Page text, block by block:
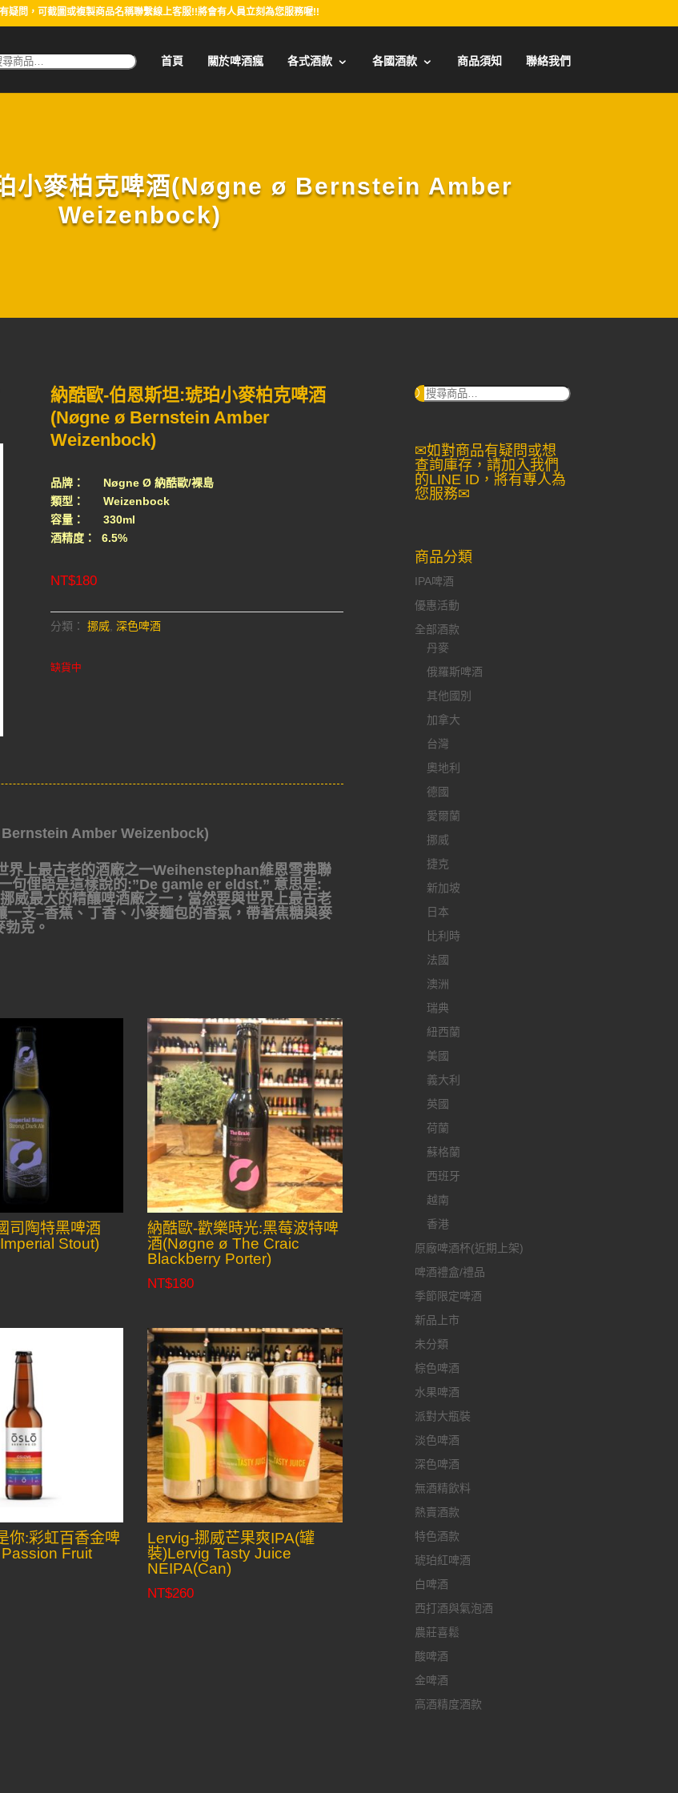
疑問，可截圖或複製商品名稱聯繫線上客服!!將會有人員立刻為您服務喔!!
搜
尋：
首頁 關於啤酒瘋 各式酒款 各國酒款 商品須知 聯絡我們
小麥柏克啤酒(Nøgne ø Bernstein Amber
Weizenbock)
納酷歐-伯恩斯坦:琥珀小麥柏克啤酒
(Nøgne ø Bernstein Amber
Weizenbock)
品牌： Nøgne Ø 納酷歐/裸島
類型： Weizenbock
容量： 330ml
酒精度： 6.5%
NT$180
分類： 挪威, 深色啤酒
缺貨中
Bernstein Amber Weizenbock)
界上最古老的酒廠之一Weihenstephan維恩雪弗聯
句俚語是這樣說的:”De gamle er eldst.” 意思是:
威最大的精釀啤酒廠之一，當然要與世界上最古老
支–香蕉、丁香、小麥麵包的香氣，帶著焦糖與麥
克。
司陶特黑啤酒
Stout)
納酷歐-歡樂時光:黑莓波特啤
酒(Nøgne ø The Craic
Blackberry Porter)
NT$180
你:彩虹百香金啤
Fruit
Lervig-挪威芒果爽IPA(罐
裝)Lervig Tasty Juice
NEIPA(Can)
NT$260
搜
✉如對商品有疑問或想
查詢庫存，請加入我們
的LINE ID，將有專人為
您服務✉
商品分類
IPA啤酒
優惠活動
全部酒款
丹麥
俄羅斯啤酒
其他國別
加拿大
台灣
奧地利
德國
愛爾蘭
挪威
捷克
新加坡
日本
比利時
法國
澳洲
瑞典
紐西蘭
美國
義大利
英國
荷蘭
蘇格蘭
西班牙
越南
香港
原廠啤酒杯(近期上架)
啤酒禮盒/禮品
季節限定啤酒
新品上市
未分類
棕色啤酒
水果啤酒
派對大瓶裝
淡色啤酒
深色啤酒
無酒精飲料
熱賣酒款
特色酒款
琥珀紅啤酒
白啤酒
西打酒與氣泡酒
農莊喜鬆
酸啤酒
金啤酒
高酒精度酒款